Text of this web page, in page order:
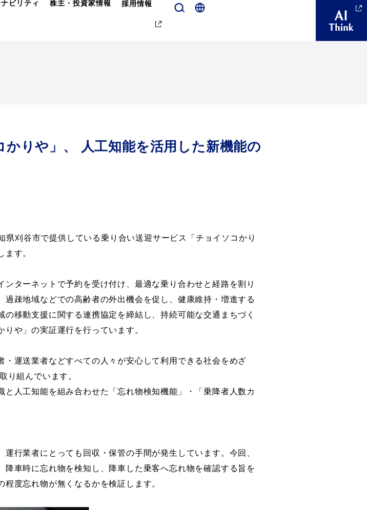
ビリティ 株主・投資家情報 採用情報
りや」、 人工知能を活用した新機能の
県刈谷市で提供している乗り合い送迎サービス「チョイソコかり
す。
ターネットで予約を受け付け、最適な乗り合わせと経路を割り
疎地域などでの高齢者の外出機会を促し、健康維持・増進する
移動支援に関する連携協定を締結し、持続可能な交通まちづく
や」の実証運行を行っています。
運送業者などすべての人々が安心して利用できる社会をめざ
り組んでいます。
人工知能を組み合わせた「忘れ物検知機能」・「乗降者人数カ
行業者にとっても回収・保管の手間が発生しています。今回、
車時に忘れ物を検知し、降車した乗客へ忘れ物を確認する旨を
度忘れ物が無くなるかを検証します。